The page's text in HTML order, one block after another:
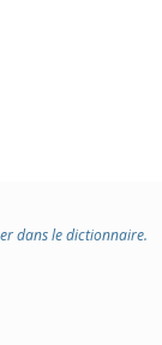
dans le dictionnaire.